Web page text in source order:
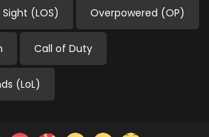
(LOS) Overpowered (OP)
Call of Duty
(LoL)